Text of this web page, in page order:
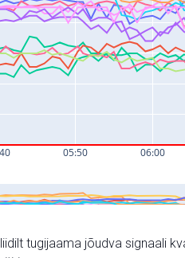
tugijaama jõudva signaali